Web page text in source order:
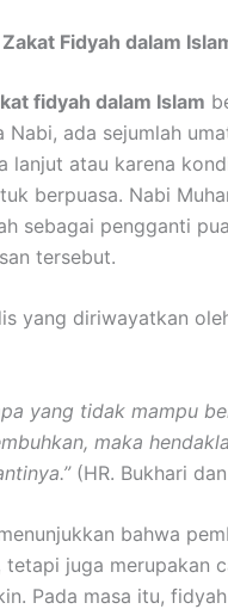
Fidyah dalam
fidyah dalam Islam
Nabi, ada sejumlah
lanjut atau karena
berpuasa. Nabi
sebagai pengganti
tersebut.
yang diriwayatkan
yang tidak mampu
maka
(HR. Bukhari
bahwa
tetapi juga merupakan
Pada masa itu,